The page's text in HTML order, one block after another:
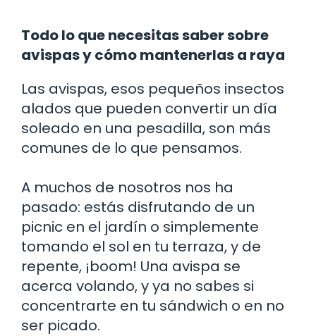
Todo lo que necesitas saber sobre
avispas y cómo mantenerlas a raya
Las avispas, esos pequeños insectos
alados que pueden convertir un día
soleado en una pesadilla, son más
comunes de lo que pensamos.
A muchos de nosotros nos ha
pasado: estás disfrutando de un
picnic en el jardín o simplemente
tomando el sol en tu terraza, y de
repente, ¡boom! Una avispa se
acerca volando, y ya no sabes si
concentrarte en tu sándwich o en no
ser picado.